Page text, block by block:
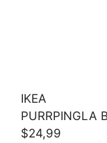
IKEA
PURRPINGLA
$24,99